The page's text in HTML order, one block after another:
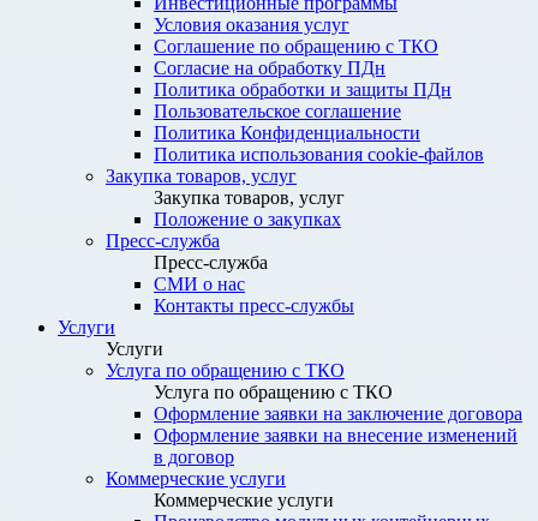
Условия оказания услуг
Соглашение по обращению с ТКО
Согласие на обработку ПДн
Политика обработки и защиты ПДн
Пользовательское соглашение
Политика Конфиденциальности
Политика использования cookie-файлов
Закупка товаров, услуг
Закупка товаров, услуг
Положение о закупках
Пресс-служба
Пресс-служба
СМИ о нас
Контакты пресс-службы
Услуги
Услуги
Услуга по обращению с ТКО
Услуга по обращению с ТКО
Оформление заявки на заключение договора
Оформление заявки на внесение изменений
в договор
Коммерческие услуги
Коммерческие услуги